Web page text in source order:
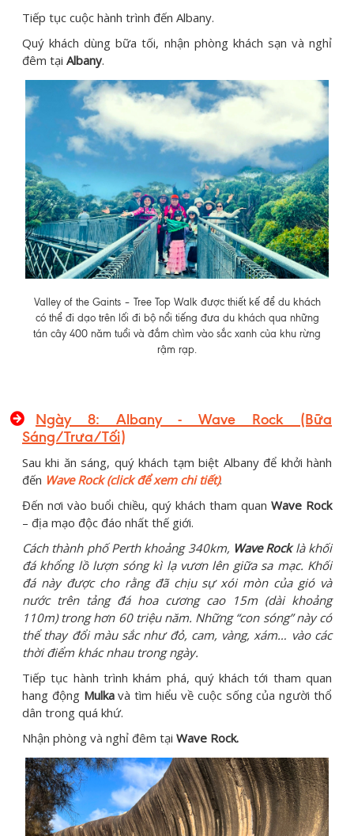
Tiếp tục cuộc hành trình đến Albany.
Quý khách dùng bữa tối, nhận phòng khách sạn và nghỉ
đêm tại Albany.
Valley of the Gaints – Tree Top Walk được thiết kế để du khách
có thể đi dạo trên lối đi bộ nổi tiếng đưa du khách qua những
tán cây 400 năm tuổi và đắm chìm vào sắc xanh của khu rừng
rậm rạp.
Ngày 8: Albany - Wave Rock (Bữa
Sáng/Trưa/Tối)
Sau khi ăn sáng, quý khách tạm biệt Albany để khởi hành
đến Wave Rock (click để xem chi tiết).
Đến nơi vào buổi chiều, quý khách tham quan Wave Rock
– địa mạo độc đáo nhất thế giới.
Cách thành phố Perth khoảng 340km, Wave Rocklà khối
đá khổng lồ lượn sóng kì lạ vươn lên giữa sa mạc. Khối
đá này được cho rằng đã chịu sự xói mòn của gió và
nước trên tảng đá hoa cương cao 15m (dài khoảng
110m) trong hơn 60 triệu năm. Những “con sóng” này có
thể thay đổi màu sắc như đỏ, cam, vàng, xám… vào các
thời điểm khác nhau trong ngày.
Tiếp tục hành trình khám phá, quý khách tới tham quan
hang động Mulkavà tìm hiểu về cuộc sống của người thổ
dân trong quá khứ.
Nhận phòng và nghỉ đêm tại Wave Rock.